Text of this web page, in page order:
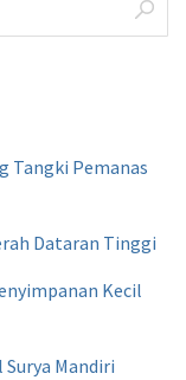
Tangki Pemanas
Dataran Tinggi
Kecil
Mandiri